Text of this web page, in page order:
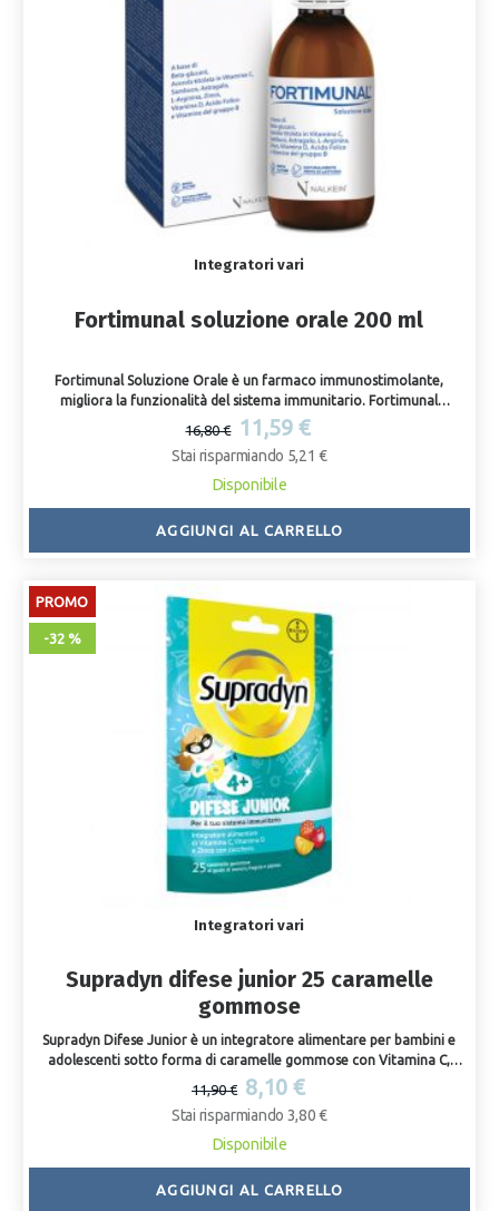
Integratori vari
Fortimunal soluzione orale 200 ml
Fortimunal Soluzione Orale è un farmaco immunostimolante,
migliora la funzionalità del sistema immunitario. Fortimunal
Soluzione Orale è un prodotto innovativo in quanto rafforza
influenzale) sia in situazioni acute che nella prevenzione.
16,80 € 11,59 €
Stai risparmiando 5,21 €
Disponibile
AGGIUNGI AL CARRELLO
PROMO
-32 %
Integratori vari
Supradyn difese junior 25 caramelle
gommose
Supradyn Difese Junior è un integratore alimentare per bambini e
adolescenti sotto forma di caramelle gommose con Vitamina C,
Vitamina D, Zinco e Zucchero. Indicato nei casi di ridotto apporto con
la dieta o di aumentato fabbisogno fisiologico per contribuire alla
normale funzione del sistema immunitario.
11,90 € 8,10 €
Stai risparmiando 3,80 €
Disponibile
AGGIUNGI AL CARRELLO